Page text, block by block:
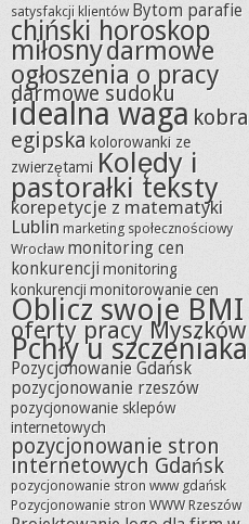
satysfakcji klientów Bytom parafie
chiński horoskop
miłosnydarmowe
ogłoszenia o pracy
darmowe sudoku
idealna waga kobra
egipska kolorowanki ze
zwierzętami Kolędy i
pastorałki teksty
korepetycje z matematyki
Lublin marketing społecznościowy
Wrocław monitoring cen
konkurencjimonitoring
konkurencjimonitorowanie cen
Oblicz swoje BMI
oferty pracy Myszków
Pchły u szczeniaka
Pozycjonowanie Gdańsk
pozycjonowanie rzeszów
pozycjonowanie sklepów
internetowych
pozycjonowanie stron
internetowych Gdańsk
pozycjonowanie stron www gdańsk
Pozycjonowanie stron WWW Rzeszów